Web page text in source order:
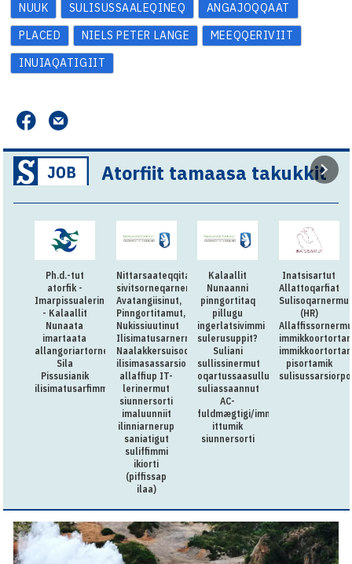
NUUK SULISUSSAALEQINEQ
ANGAJOQQAAT
PLACED
NIELS PETER LANGE
MEEQQERIVIIT
INUIAQATIGIIT
Atorfiit tamaasa takukkit
Ph.d.-tut
atorfik -
Imarpissualerineq
- Kalaallit
Nunaata
imartaata
allangoriartornera,
Sila
Pissusianik
ilisimatusarfimmut
Nittarsaateqqitaq:Killiliussap
sivitsorneqarnera:
Avatangiisinut,
Pinngortitamut,
Nukissiuutinut
Ilisimatusarnermullu
Naalakkersuisoqarfimmi
ilisimasassarsiornermut
allaffiup IT-
lerinermut
siunnersorti
imaluunniit
ilinniarnerup
saniatigut
suliffimmi
ikiorti
(piffissap
ilaa)
Kalaallit
Nunaanni
pinngortitaq
pillugu
ingerlatsivimmi
sulerusuppit?
Suliani
sullissinermut
oqartussaasullu
suliassaannut
AC-
fuldmægtigi/immikkut
ittumik
siunnersorti
Inatsisartut
Allattoqarfiat
Sulisoqarnermut
(HR)
pisortamik